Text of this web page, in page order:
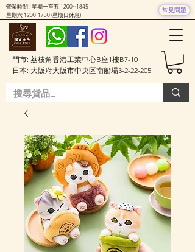
門市: 荔枝角香港工業中心B座1樓B7-10
日本: 大阪府大阪市中央区南船場3-2-22-205
營業時間 : 星期一至五 1200~1845
星期六 1200-1730(星期日休息)
常見問題